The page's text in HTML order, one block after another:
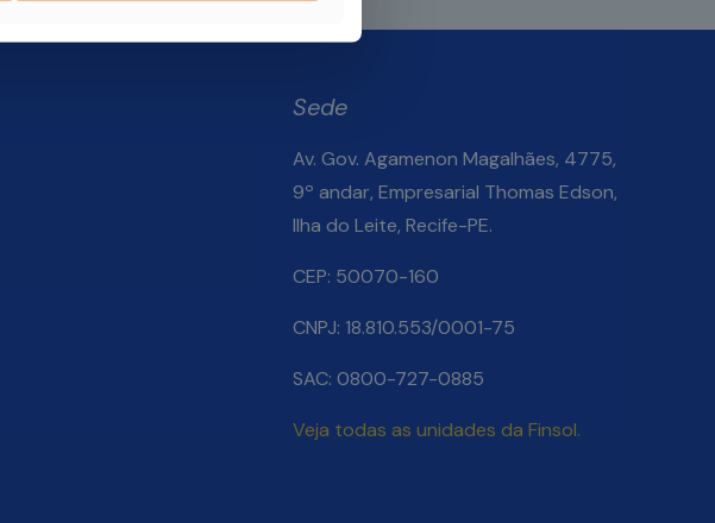
Sede
Av. Gov. Agamenon Magalhães, 4775,
9º andar, Empresarial Thomas Edson,
Ilha do Leite, Recife-PE.
CEP: 50070-160
CNPJ: 18.810.553/0001-75
SAC: 0800-727-0885
Veja todas as unidades da Finsol.